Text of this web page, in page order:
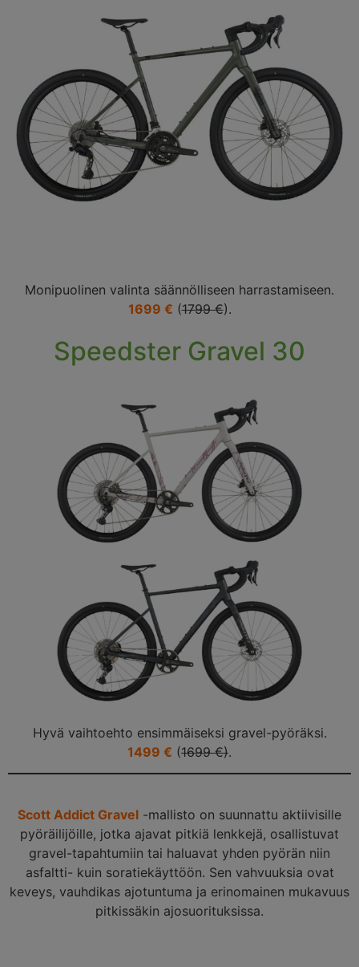
Monipuolinen valinta säännölliseen harrastamiseen.
1699 € (1799 €).
Speedster Gravel 30
Hyvä vaihtoehto ensimmäiseksi gravel-pyöräksi.
1499 € (1699 €).
Scott Addict Gravel -mallisto on suunnattu aktiivisille
pyöräilijöille, jotka ajavat pitkiä lenkkejä, osallistuvat
gravel-tapahtumiin tai haluavat yhden pyörän niin
asfaltti- kuin soratiekäyttöön. Sen vahvuuksia ovat
keveys, vauhdikas ajotuntuma ja erinomainen mukavuus
pitkissäkin ajosuorituksissa.